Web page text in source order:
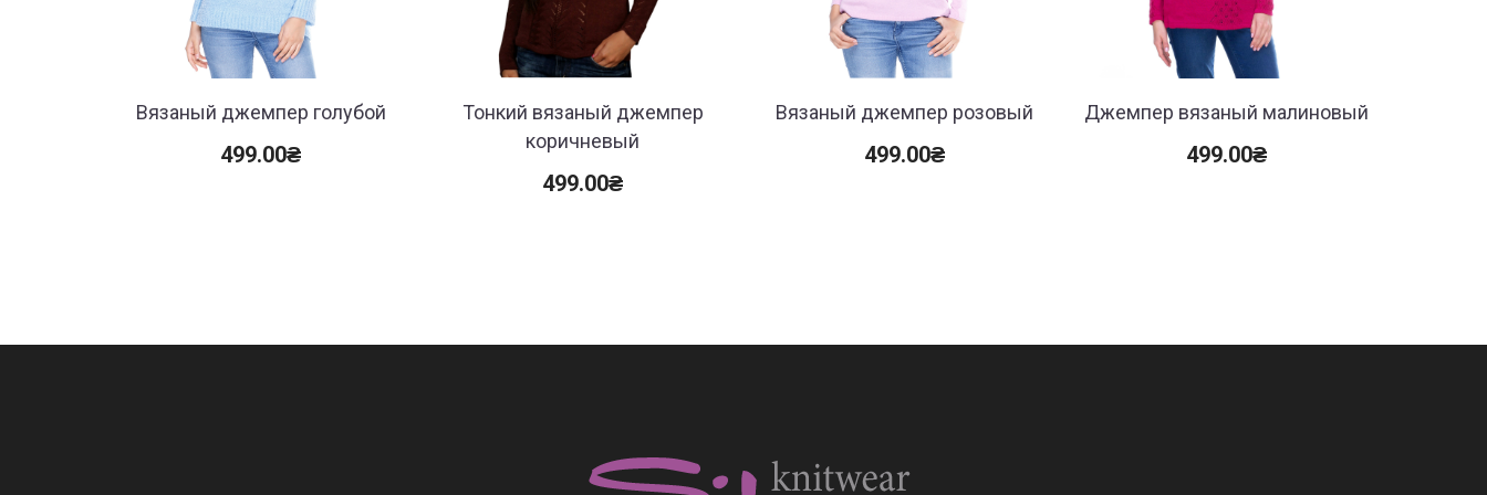
Вязаный джемпер голубой
499.00₴
Тонкий вязаный джемпер
коричневый
499.00₴
Вязаный джемпер розовый
499.00₴
Джемпер вязаный малиновый
499.00₴